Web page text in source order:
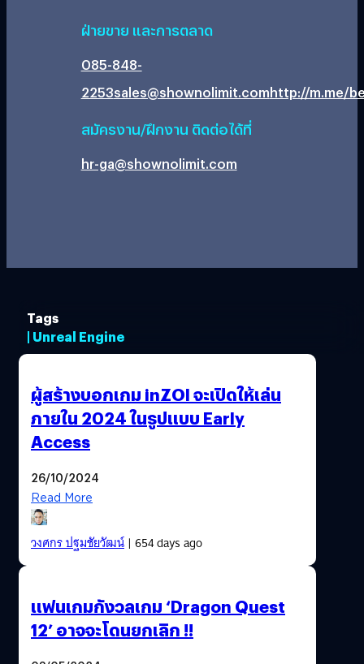
ฝ่ายขาย และการตลาด
085-848-
2253sales@shownolimit.comhttp://m.me/
สมัครงาน/ฝึกงาน ติดต่อได้ที่
hr-ga@shownolimit.com
Tags
| Unreal Engine
ผู้สร้างบอกเกม inZOI จะเปิดให้เล่น
ภายใน 2024 ในรูปแบบ Early
Access
26/10/2024
Read More
วงศกร ปฐมชัยวัฒน์| 654 days ago
แฟนเกมกังวลเกม ‘Dragon Quest
12’ อาจจะโดนยกเลิก !!